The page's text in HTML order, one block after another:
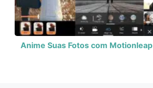
Anime Suas Fotos com Motionleap